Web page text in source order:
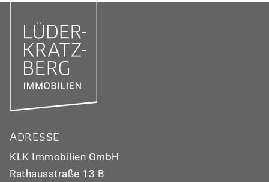
ADRESSE
KLK Immobilien GmbH
Rathausstraße 13 B